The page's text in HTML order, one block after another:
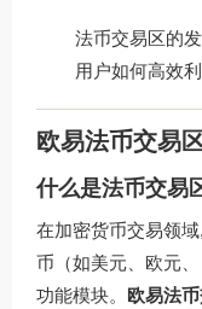
法币交易区的
用户如何高效
欧易法币交易
什么是法币交易
在加密货币交易领
币（如美元、欧元
功能模块。 欧易法